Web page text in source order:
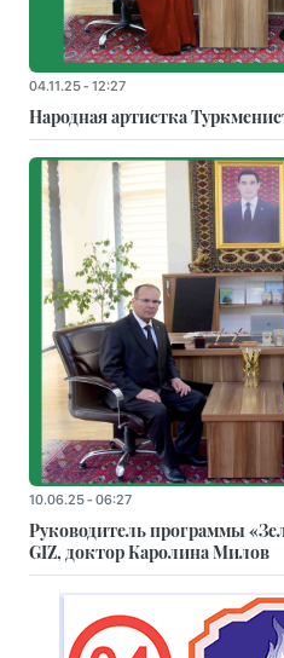
04.11.25 - 12:27
Народная артистка
10.06.25 - 06:27
Руководитель программы
GIZ, доктор Каролина Милов